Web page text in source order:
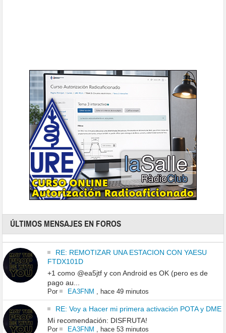
ÚLTIMOS MENSAJES EN FOROS
RE: REMOTIZAR UNA ESTACION CON YAESU
FTDX101D
+1 como @ea5jtf y con Android es OK (pero es de
pago au...
Por EA3FNM hace 49 minutos
RE: Voy a Hacer mi primera activación POTA y DME
Mi recomendación: DISFRUTA!
Por EA3FNM hace 53 minutos